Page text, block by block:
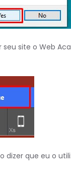
seu site o Web
dizer que eu o